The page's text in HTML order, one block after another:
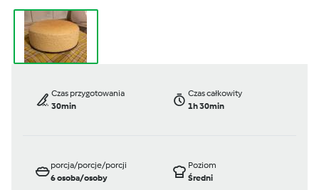
Czas przygotowania
30min
Czas całkowity
1h 30min
porcja/porcje/porcji
6osoba/osoby
Poziom
Średni